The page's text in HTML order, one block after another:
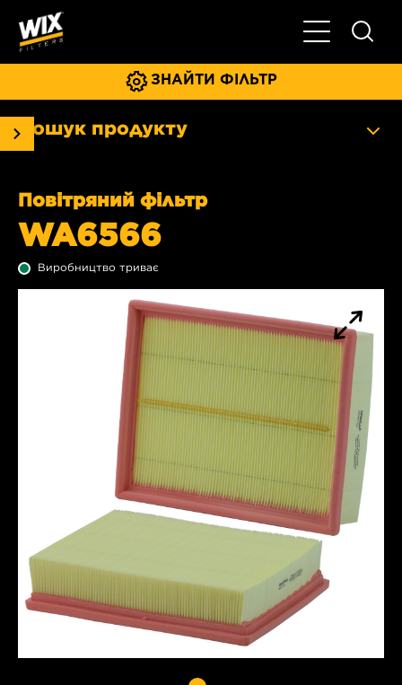
Увімкнути/
ЗНАЙТИ ФІЛЬТР
Пошук продукту
Повітряний фільтр
WA6566
Виробництво триває